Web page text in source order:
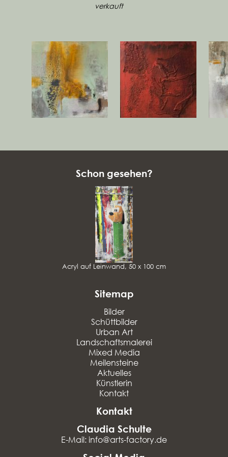
verkauft
verkauft
Schon gesehen?
Acryl auf Leinwand, 50 x 100 cm
Sitemap
Bilder
Schüttbilder
Urban Art
Landschaftsmalerei
Mixed Media
Meilensteine
Aktuelles
Künstlerin
Kontakt
Kontakt
Claudia Schulte
E-Mail: info@arts-factory.de